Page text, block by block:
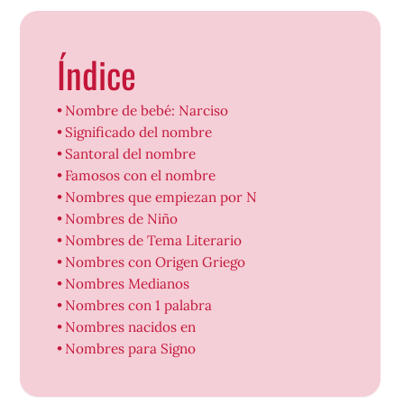
Índice
Nombre de bebé: Narciso
Significado del nombre
Santoral del nombre
Famosos con el nombre
Nombres que empiezan por N
Nombres de Niño
Nombres de Tema Literario
Nombres con Origen Griego
Nombres Medianos
Nombres con 1 palabra
Nombres nacidos en
Nombres para Signo